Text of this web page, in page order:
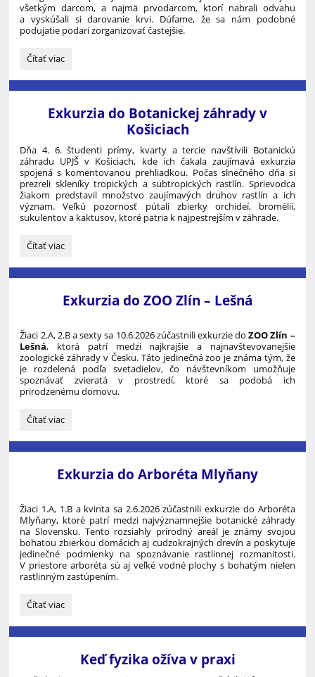
všetkým darcom, a najmä prvodarcom, ktorí nabrali odvahu
a vyskúšali si darovanie krvi. Dúfame, že sa nám podobné
podujatie podarí zorganizovať častejšie.
Každá
pomôže:
Čítať viac
Exkurzia do Botanickej záhrady v
Košiciach
Dňa 4. 6. študenti prímy, kvarty a tercie navštívili Botanickú
záhradu UPJŠ v Košiciach, kde ich čakala zaujímavá exkurzia
spojená s komentovanou prehliadkou. Počas slnečného dňa si
prezreli skleníky tropických a subtropických rastlín. Sprievodca
žiakom predstavil množstvo zaujímavých druhov rastlín a ich
význam. Veľkú pozornosť pútali zbierky orchideí, bromélií,
sukulentov a kaktusov, ktoré patria k najpestrejším v záhrade.
Exkurzia
Botanickej
Košiciach:
Čítať viac
Exkurzia do ZOO Zlín – Lešná
Žiaci 2.A, 2.B a sexty sa 10.6.2026 zúčastnili exkurzie doZOO Zlín –
Lešná, ktorá patrí medzi najkrajšie a najnavštevovanejšie
zoologické záhrady v Česku. Táto jedinečná zoo je známa tým, že
je rozdelená podľa svetadielov, čo návštevníkom umožňuje
spoznávať zvieratá v prostredí, ktoré sa podobá ich
prirodzenému domovu.
Exkurzia
ZOO
Čítať viac
Exkurzia do Arboréta Mlyňany
Žiaci 1.A, 1.B a kvinta sa 2.6.2026 zúčastnili exkurzie do Arboréta
Mlyňany, ktoré patrí medzi najvýznamnejšie botanické záhrady
na Slovensku. Tento rozsiahly prírodný areál je známy svojou
bohatou zbierkou domácich aj cudzokrajných drevín a poskytuje
jedinečné podmienky na spoznávanie rastlinnej rozmanitosti.
V priestore arboréta sú aj veľké vodné plochy s bohatým nielen
rastlinným zastúpením.
Exkurzia
Arboréta
Čítať viac
Keď fyzika ožíva v praxi